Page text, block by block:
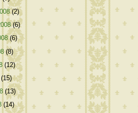
(2)
(6)
(6)
(8)
(12)
(15)
(13)
(14)